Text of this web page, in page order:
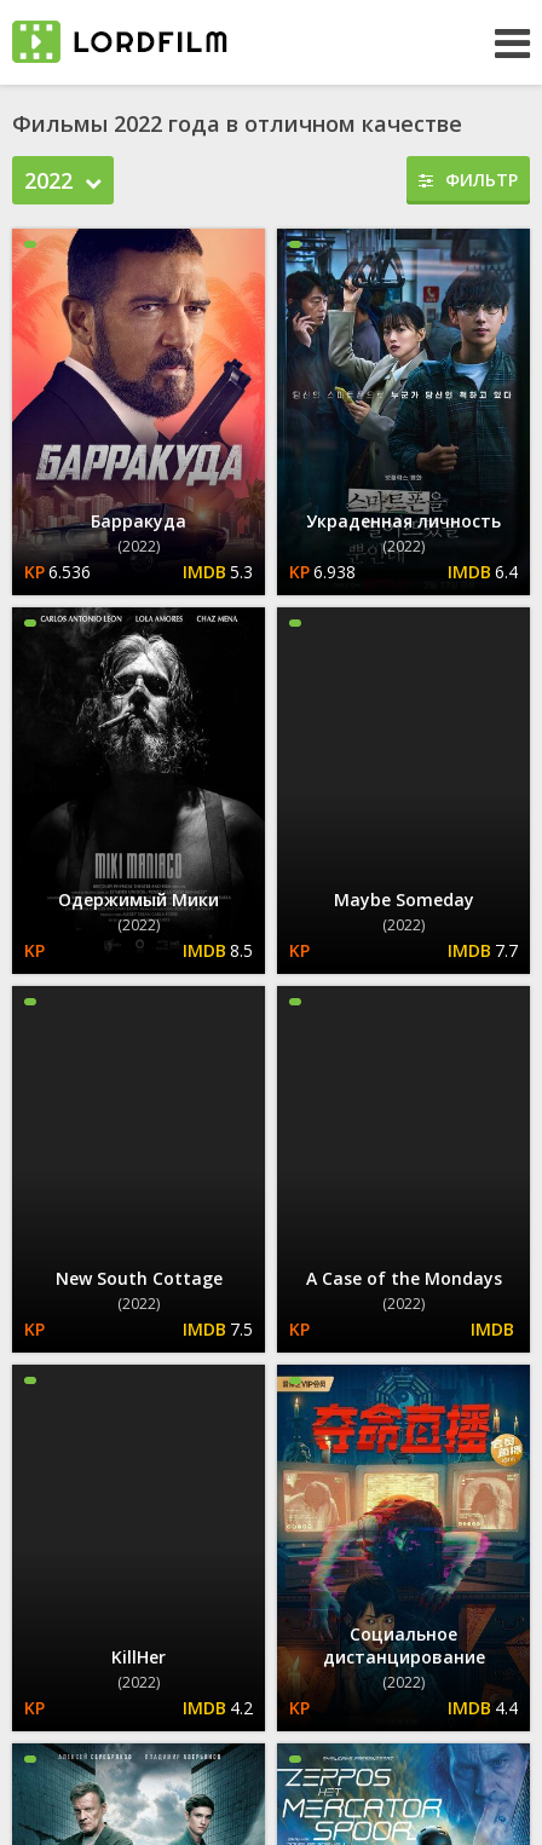
Фильмы 2022 года в отличном качестве
2022
ФИЛЬТР
Барракуда
(2022)
6.536 5.3
Украденная личность
(2022)
6.938 6.4
Одержимый Мики
(2022)
8.5
Maybe Someday
(2022)
7.7
New South Cottage
(2022)
7.5
A Case of the Mondays
(2022)
KillHer
(2022)
4.2
Социальное
дистанцирование
(2022)
4.4